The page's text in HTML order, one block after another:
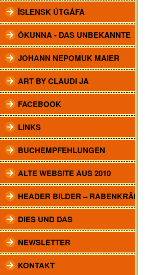
ÍSLENSK ÚTGÁFA
ÓKUNNA - DAS UNBEKANNTE
JOHANN NEPOMUK MAIER
ART BY CLAUDI JA
FACEBOOK
LINKS
BUCHEMPFEHLUNGEN
ALTE WEBSITE AUS 2010
HEADER BILDER – RABENKRÄHEN
DIES UND DAS
NEWSLETTER
KONTAKT